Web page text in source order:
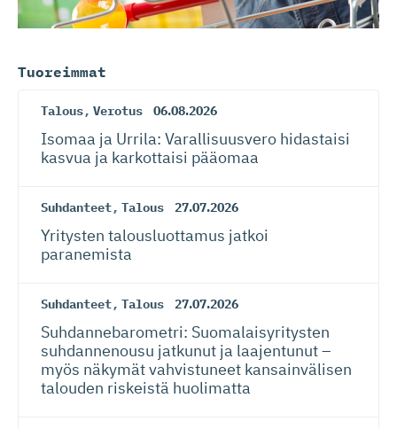
Tuoreimmat
Talous, Verotus 06.08.2026
Isomaa ja Urrila: Varallisuusvero hidastaisi
kasvua ja karkottaisi pääomaa
Suhdanteet, Talous 27.07.2026
Yritysten talousluottamus jatkoi
paranemista
Suhdanteet, Talous 27.07.2026
Suhdanneba­ro­metri: Suomalaisy­ri­tysten
suhdannenousu jatkunut ja laajentunut –
myös näkymät vahvistuneet kansainvälisen
talouden riskeistä huolimatta